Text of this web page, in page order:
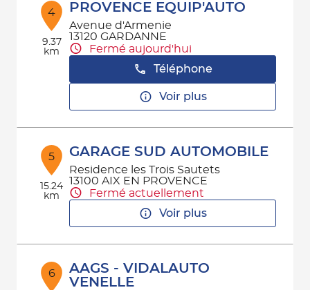
4
9.37
km
PROVENCE EQUIP'AUTO
Avenue d'Armenie
13120 GARDANNE
Fermé aujourd'hui
Téléphone
Voir plus
5
15.24
km
GARAGE SUD AUTOMOBILE
Residence les Trois Sautets
13100 AIX EN PROVENCE
Fermé actuellement
Voir plus
6
AAGS - VIDALAUTO
VENELLE